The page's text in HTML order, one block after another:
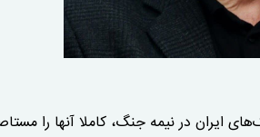
ایران در نیمه جنگ، کاملا آنها را